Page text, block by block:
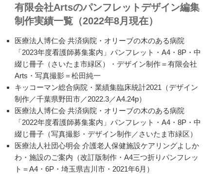
有限会社Artsのパンフレットデザイン編集
制作実績一覧（2022年8月現在）
医療法人博仁会 共済病院・オリーブの木のある病院
「2023年度看護師募集案内」パンフレット・A4・8P・中
綴じ冊子（さいたま市緑区）・デザイン制作＝有限会社
Arts・写真撮影＝松田純一
キッコーマン総合病院・業績集臨床統計2021（デザイン
制作／千葉県野田市／2022.3／A4.24p）
医療法人博仁会 共済病院・オリーブの木のある病院
「2022年度看護師募集案内」パンフレット・A4・8P・中
綴じ冊子（写真撮影・デザイン制作／さいたま市緑区）
医療法人社団心明会 介護老人保健施設ケアリングよしか
わ・施設のご案内（改訂版制作・A4三つ折りパンフレッ
ト＝A4・6P・埼玉県吉川市・2021年6月）